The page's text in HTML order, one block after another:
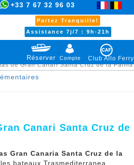
+33 7 67 32 96 03
Partez Tranquille!
Assistance 7j/7 : 9h-21h
Réserver Compte
Club Allo Ferry
de Gran Canari Santa Cruz de la Palma
Canari Santa Cruz de
Gran Canaria Santa Cruz de la
bateaux Trasmediterranea